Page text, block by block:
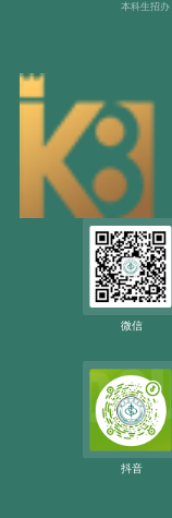
本科生招办
微信
抖音